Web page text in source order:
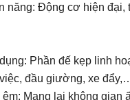
năng: Động cơ hiện đại,
Phần đế kẹp linh
đầu giường, xe
Mang lại không gian